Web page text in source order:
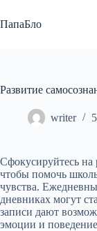
к
сути
ПапаБло
Развитие
writer
Сфокусируйтесь на
чтобы помочь
чувства.
дневниках могут
записи дают
эмоции и